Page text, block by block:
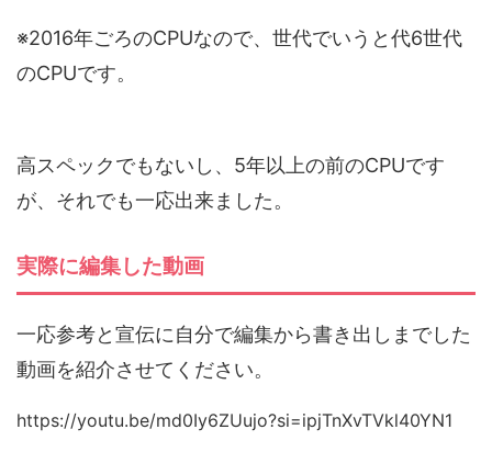
※2016年ごろのCPUなので、世代でいうと代6世代
のCPUです。
高スペックでもないし、5年以上の前のCPUです
が、それでも一応出来ました。
実際に編集した動画
一応参考と宣伝に自分で編集から書き出しまでした
動画を紹介させてください。
https://youtu.be/md0Iy6ZUujo?si=ipjTnXvTVkl40YN1